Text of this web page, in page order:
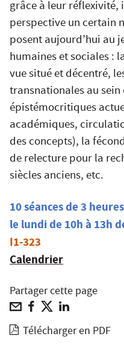
grâce à leur réflexivité,
perspective un certain
posent aujourd’hui au
humaines et sociales :
vue situé et décentré,
transnationales au sein
épistémocritiques
académiques,
des concepts), la
de relecture pour la
siècles anciens, etc.
10 séances de 3 heures
le lundi de 10h à 13h
I1-323
Calendrier
Partager cette page
Télécharger en PDF